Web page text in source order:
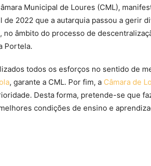
Municipal de Loures (CML),
2022 que a autarquia passou a gerir
âmbito do processo de
Portela.
todos os esforços no sentido de
, garante a CML. Por fim, a Câmara de
Desta forma, pretende-se que
condições de ensino e